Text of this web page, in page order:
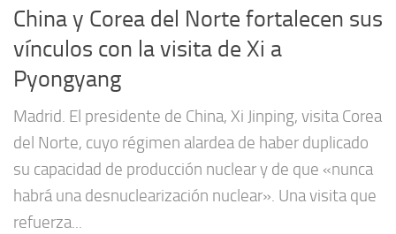
China y Corea del Norte fortalecen sus
vínculos con la visita de Xi a
Pyongyang
Madrid. El presidente de China, Xi Jinping, visita Corea
del Norte, cuyo régimen alardea de haber duplicado
su capacidad de producción nuclear y de que «nunca
habrá una desnuclearización nuclear». Una visita que
refuerza...